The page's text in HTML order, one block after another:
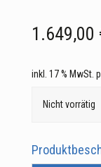
1.649,00
inkl. 17 % MwSt.
Nicht vorrätig